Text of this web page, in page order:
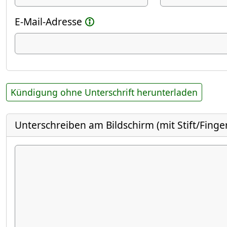
E-Mail-Adresse
Kündigung ohne Unterschrift herunterladen
Unterschreiben am Bildschirm (mit Stift/